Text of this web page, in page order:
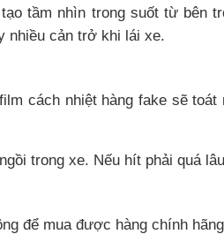
tầm nhìn trong suốt từ bên
nhiều cản trở khi lái xe.
cách nhiệt hàng fake sẽ
trong xe. Nếu hít phải quá
để mua được hàng chính